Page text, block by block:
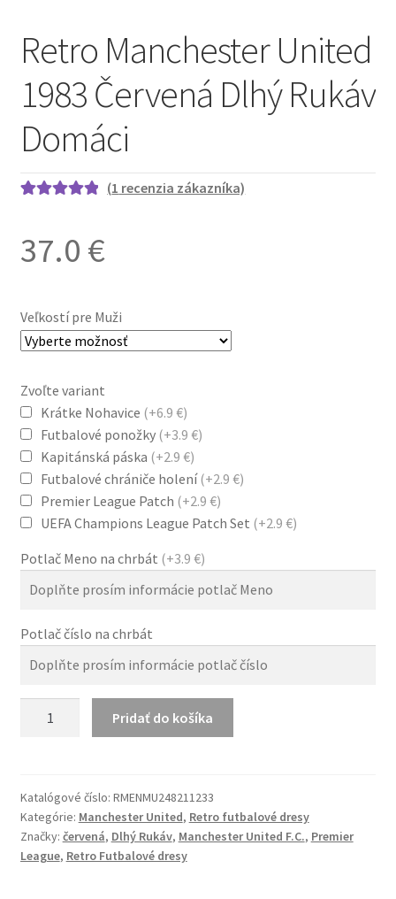
Retro Manchester United
1983 Červená Dlhý Rukáv
Domáci
základe
(1 recenzia zákazníka)
37.0 €
Veľkostí pre Muži
Zvoľte variant
Krátke Nohavice (+6.9 €)
Futbalové ponožky (+3.9 €)
Kapitánská páska (+2.9 €)
Futbalové chrániče holení(+2.9 €)
Premier League Patch (+2.9 €)
UEFA Champions League Patch Set (+2.9 €)
Potlač Meno na chrbát (+3.9 €)
Potlač číslo na chrbát
1983
Červená
Dlhý
Rukáv
Pridať do košíka
Katalógové číslo: RMENMU248211233
Kategórie: Manchester United, Retro futbalové dresy
Značky: červená, Dlhý Rukáv, Manchester United F.C., Premier
League, Retro Futbalové dresy